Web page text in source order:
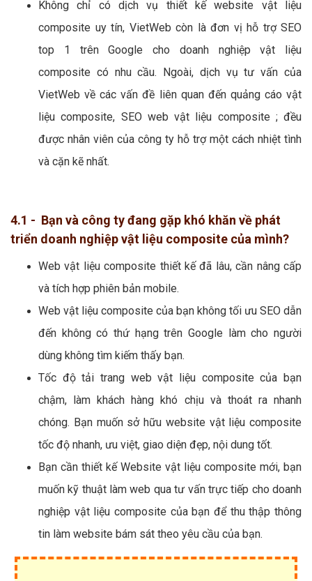
bạn “CHỌN MẶT GỬI VÀNG”.
Hiểu được nhu cầu thiết kế WEB của nhiều doanh
nghiệp vật liệu composite, VietWeb xuất hiện để cho
ra đời những website vật liệu composite chuẩn SEO
ấn tượng, đem lại nhiều lợi ích cho doanh nghiệp vật
liệu composite với chi phí tiết kiệm nhất.
Không chỉ có dịch vụ thiết kế website vật liệu
composite uy tín, VietWeb còn là đơn vị hỗ trợ SEO
VietWeb về các vấn đề liên quan đến quảng cáo vật
được nhân viên của công ty hỗ trợ một cách nhiệt tình
và cặn kẽ nhất.
4.1 - Bạn và công ty đang gặp khó khăn về phát